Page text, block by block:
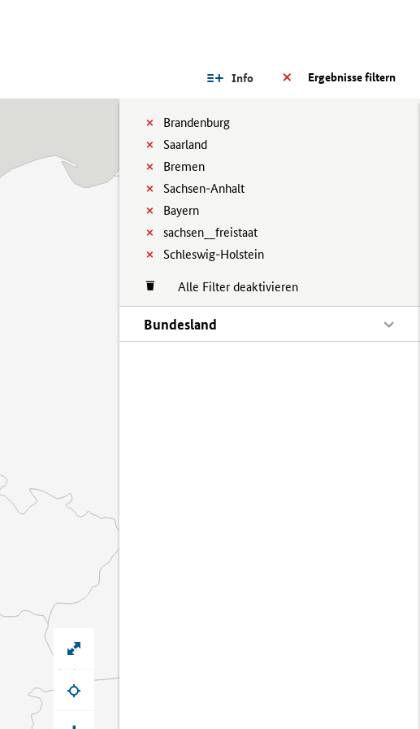
Ergebnisse filtern
Info
Brandenburg
Saarland
Bremen
Sachsen-Anhalt
Bayern
sachsen__freistaat
Schleswig-Holstein
Alle Filter deaktivieren
Bundesland